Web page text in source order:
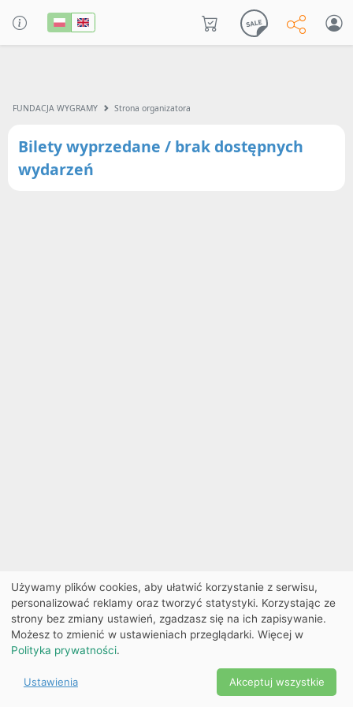
FUNDACJA WYGRAMY Strona organizatora
Bilety wyprzedane / brak dostępnych
wydarzeń
Ekobilet2026 |
Ustawienia
cookies
2026
Używamy plików cookies, aby ułatwić korzystanie z serwisu,
personalizować reklamy oraz tworzyć statystyki. Korzystając ze
strony bez zmiany ustawień, zgadzasz się na ich zapisywanie.
Możesz to zmienić w ustawieniach przeglądarki. Więcej w
Polityka prywatności.
Ustawienia Akceptuj wszystkie